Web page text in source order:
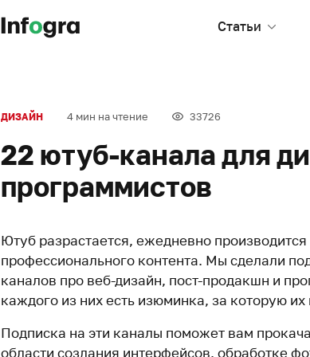
Статьи
ДИЗАЙН 4 мин на чтение 33726
22 ютуб-канала для
программистов
Ютуб разрастается, ежедневно
профессионального контента. Мы сделали
каналов про веб-дизайн, пост-продакшн и
каждого из них есть изюминка, за которую
Подписка на эти каналы поможет вам
области создания интерфейсов, обработке